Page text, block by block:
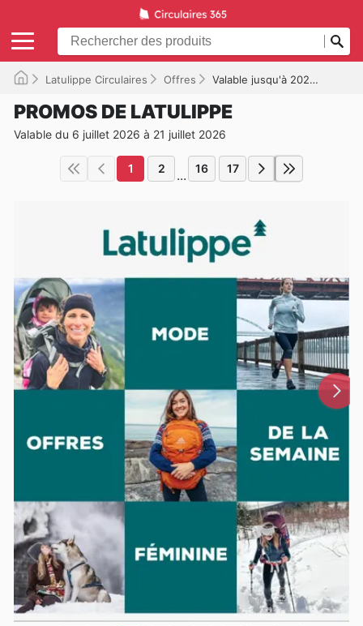
Latulippe Circulaires Offres Valable jusqu'à 2026-07-21
PROMOS DE LATULIPPE
Valable du 6 juillet 2026 à 21 juillet 2026
1 2 ... 16 17